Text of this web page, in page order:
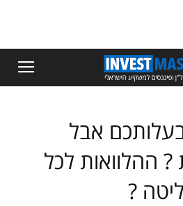
אבל
ההלוואות לכל
?